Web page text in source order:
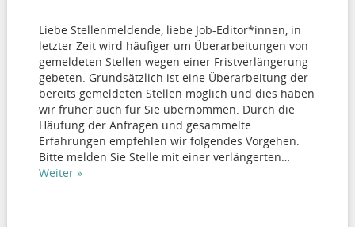
Liebe Stellenmeldende, liebe Job-Editor*innen, in
letzter Zeit wird häufiger um Überarbeitungen von
gemeldeten Stellen wegen einer Fristverlängerung
gebeten. Grundsätzlich ist eine Überarbeitung der
bereits gemeldeten Stellen möglich und dies haben
wir früher auch für Sie übernommen. Durch die
Häufung der Anfragen und gesammelte
Erfahrungen empfehlen wir folgendes Vorgehen:
Bitte melden Sie Stelle mit einer verlängerten…
Weiter »